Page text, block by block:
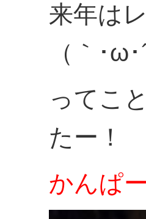
来年は
（｀･ω･
ってこ
たー！
かんぱ